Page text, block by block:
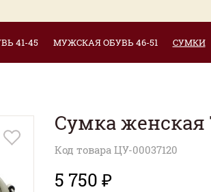
41-45 МУЖСКАЯ ОБУВЬ 46-51 СУМКИ
Сумка женская
Код товара ЦУ-00037120
5 750 ₽